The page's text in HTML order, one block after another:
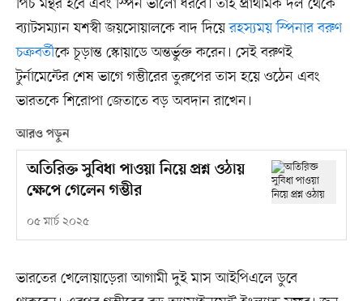
পিচ মন্থর হবে এবং স্পিন ভালো ধরবে। তাই প্রাথমিক দল থেকে
ব্যাটসম্যান যশস্বী জয়সোয়ালকে বাদ দিয়েরহস্যময় স্পিনার বরুণ
চক্রবর্তীকে চূড়ান্ত স্কোয়াডে অন্তর্ভুক্ত করেন। সেই বরুণই
টুর্নামেন্টের শেষ ভাগে গম্ভীরের তুরুপের তাস হয়ে ওঠেন এবং
ভারতকে শিরোপা জেতাতে বড় অবদান রাখেন।
আরও পড়ুন
অতিরিক্ত সুবিধা পাওয়া নিয়ে প্রশ্ন ওঠায়
ক্ষেপে গেলেন গম্ভীর
০৫ মার্চ ২০২৫
ভারতের খেলোয়াড়েরা আগামী দুই মাস আইপিএলে ডুবে